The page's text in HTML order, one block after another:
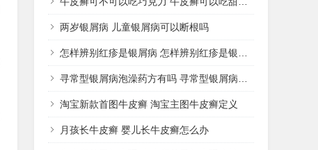
两岁银屑病 儿童银屑病可以断根吗
怎样辨别红疹是银屑病 怎样辨别红疹是银屑病还是湿疹
寻常型银屑病泡澡药方有吗 寻常型银屑病用什么药洗
淘宝新款首图牛皮癣 淘宝主图牛皮癣定义
月孩长牛皮癣 婴儿长牛皮癣怎么办